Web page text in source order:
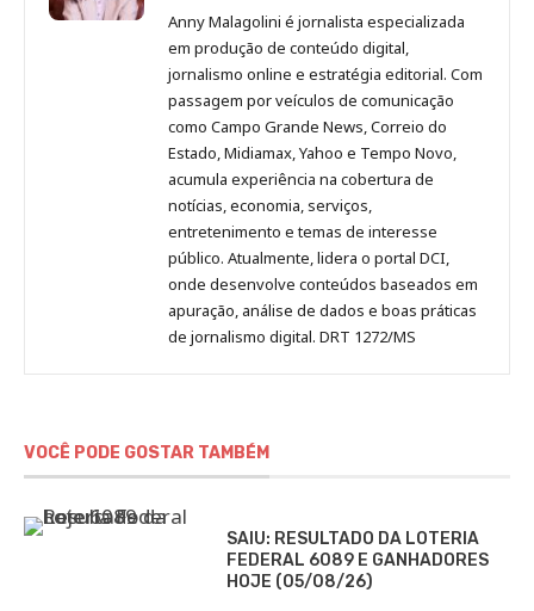
Malagolini
no
Pinterest
Malagolini
no
LinkedIn
Malagolini
no
Instagram
Malagolini
no
Facebook
de
Anny
Malagolini
Anny Malagolini é jornalista especializada
em produção de conteúdo digital,
jornalismo online e estratégia editorial. Com
passagem por veículos de comunicação
como Campo Grande News, Correio do
Estado, Midiamax, Yahoo e Tempo Novo,
acumula experiência na cobertura de
notícias, economia, serviços,
entretenimento e temas de interesse
público. Atualmente, lidera o portal DCI,
onde desenvolve conteúdos baseados em
apuração, análise de dados e boas práticas
de jornalismo digital. DRT 1272/MS
VOCÊ PODE GOSTAR TAMBÉM
SAIU: RESULTADO DA LOTERIA
FEDERAL 6089 E GANHADORES
HOJE (05/08/26)